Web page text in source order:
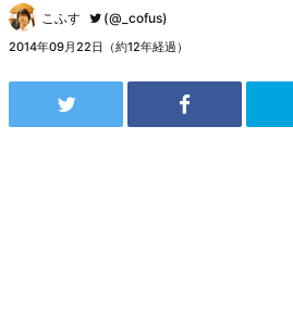
こふす (@_cofus)
2014年09月22日（約12年経過）